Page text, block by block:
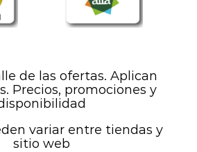
de las ofertas. Aplican
Precios, promociones y
variar entre tiendas y
sitio web